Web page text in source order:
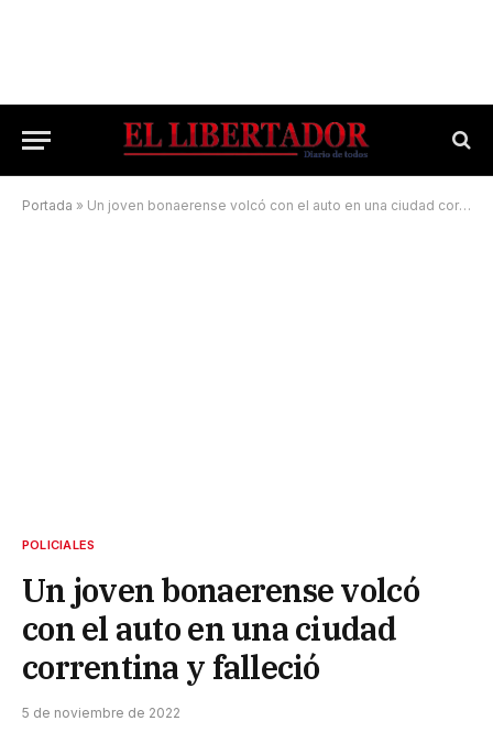
Portada » Un joven bonaerense volcó con el auto en una ciudad correntina y falleció
POLICIALES
Un joven bonaerense volcó
con el auto en una ciudad
correntina y falleció
5 de noviembre de 2022